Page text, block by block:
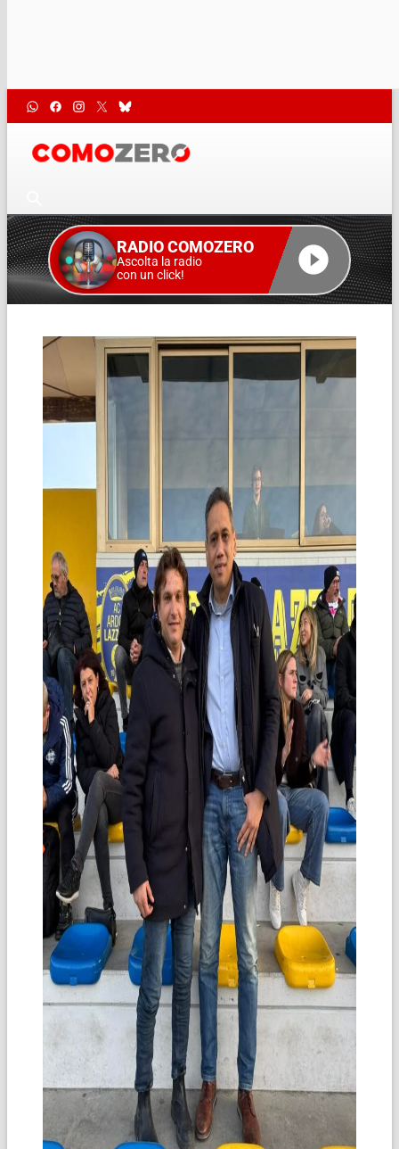
RADIO COMOZERO
Ascolta la radio
con un click!